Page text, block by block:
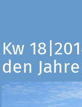
Kw
den